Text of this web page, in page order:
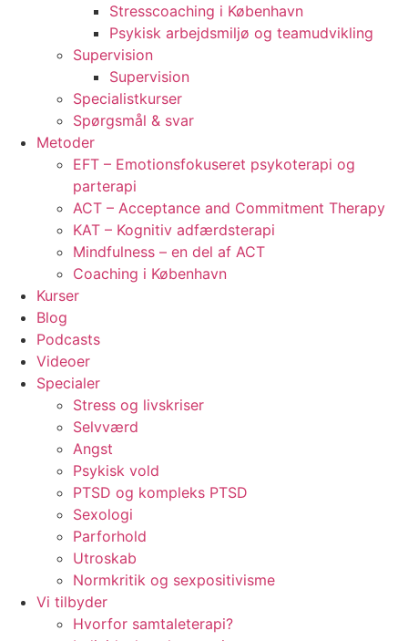
Stresscoaching i København
Psykisk arbejdsmiljø og teamudvikling
Supervision
Supervision
Specialistkurser
Spørgsmål & svar
Metoder
EFT – Emotionsfokuseret psykoterapi og
parterapi
ACT – Acceptance and Commitment Therapy
KAT – Kognitiv adfærdsterapi
Mindfulness – en del af ACT
Coaching i København
Kurser
Blog
Podcasts
Videoer
Specialer
Stress og livskriser
Selvværd
Angst
Psykisk vold
PTSD og kompleks PTSD
Sexologi
Parforhold
Utroskab
Normkritik og sexpositivisme
Vi tilbyder
Hvorfor samtaleterapi?